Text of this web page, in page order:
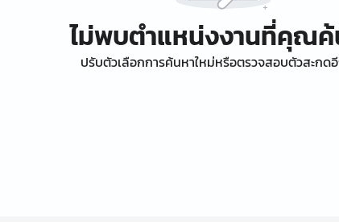
ไม่พบตำแหน่งงานที่คุณค้
ปรับตัวเลือกการค้นหาใหม่หรือตรวจสอบตัวสะกด